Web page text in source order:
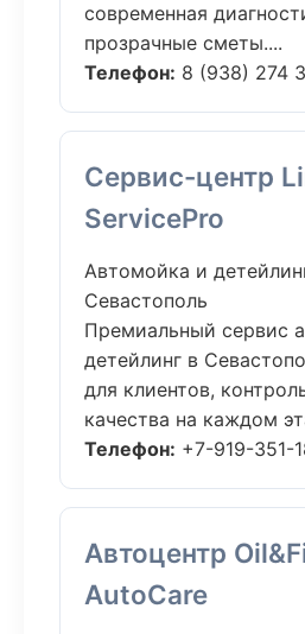
современная
прозрачные сметы....
Телефон: 8 (938) 274
Сервис-центр
ServicePro
Автомойка и
Севастополь
Премиальный сервис
детейлинг в
для клиентов,
качества на каждом
Телефон: +7-919-351-
Автоцентр
AutoCare